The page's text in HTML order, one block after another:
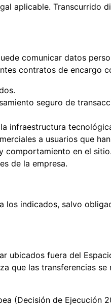
aplicable. Transcurrido
comunicar datos
contratos de encargo
seguro de
infraestructura
a usuarios que
comportamiento en el sitio.
de la empresa.
indicados, salvo
ubicados fuera del
que las transferencias
(Decisión de Ejecución